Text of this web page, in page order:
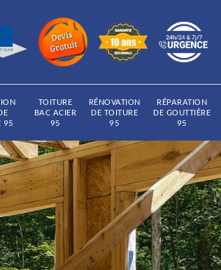
95
TOITURE
BAC ACIER
95
RÉNOVATION
DE TOITURE
95
RÉPARATION
DE GOUTTIÈRE
95